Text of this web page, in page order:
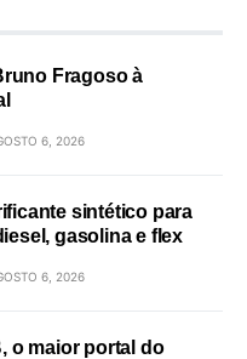
Fragoso à
6, 2026
sintético para
gasolina e flex
6, 2026
o maior portal do